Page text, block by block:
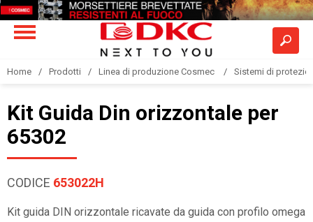
Home Prodotti Linea di produzione Cosmec Sistemi di
Kit Guida Din orizzontale per
65302
CODICE 653022H
Kit guida DIN orizzontale ricavate da guida con profilo omega